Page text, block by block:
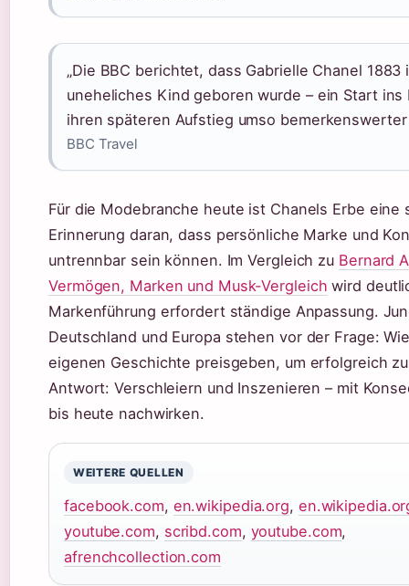
„Die BBC berichtet, dass Gabrielle Chanel 1883
uneheliches Kind geboren wurde – ein Start ins
ihren späteren Aufstieg umso bemerkenswerter
BBC Travel
Für die Modebranche heute ist Chanels Erbe eine
Erinnerung daran, dass persönliche Marke und
untrennbar sein können. Im Vergleich zu Bernard
Vermögen, Marken und Musk-Vergleich wird
Markenführung erfordert ständige Anpassung.
Deutschland und Europa stehen vor der Frage:
eigenen Geschichte preisgeben, um erfolgreich
Antwort: Verschleiern und Inszenieren – mit
bis heute nachwirken.
WEITERE QUELLEN
facebook.com, en.wikipedia.org,
youtube.com, scribd.com, youtube.com,
afrenchcollection.com